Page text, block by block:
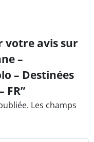
votre avis sur
–
– Destinées
FR”
Les champs